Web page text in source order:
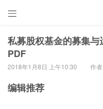

私募股权基金的募集
PDF
2018年1月8日 上午10:30 作者
编辑推荐